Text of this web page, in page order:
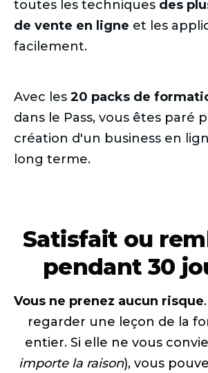
toutes les techniques des
de vente en ligne et les
facilement.
Avec les 20 packs de
dans le Pass, vous êtes paré
création d'un business en
long terme.
Satisfait ou
pendant 30
Vous ne prenez aucun risque
regarder une leçon de la
entier. Si elle ne vous
importe la raison), vous